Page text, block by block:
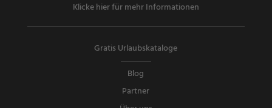
Klicke hier für mehr Informationen
Gratis Urlaubskataloge
Blog
Partner